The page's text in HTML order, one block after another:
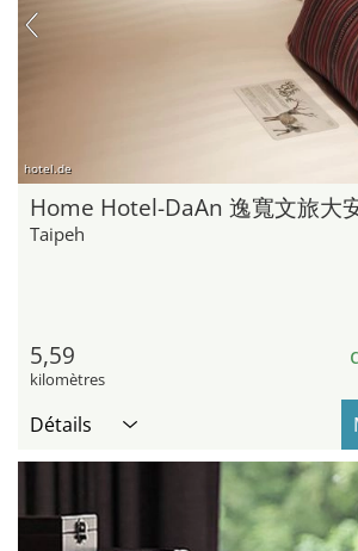
hotel.de
Home Hotel-DaAn 逸寬文旅大
Taipeh
5,59
kilomètres
Détails